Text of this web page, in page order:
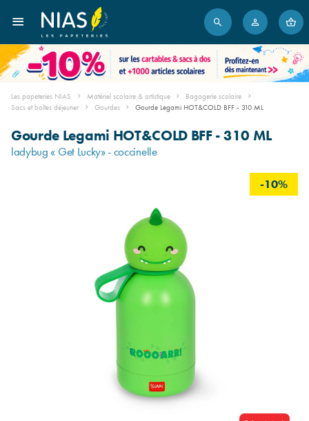
Les papeteries NIAS Matériel scolaire & artistique
Bagagerie scolaire
Sacs et boîtes déjeuner
Gourdes Gourde Legami HOT&COLD BFF - 310 ML
Gourde Legami HOT&COLD BFF - 310 ML
ladybug « Get Lucky» - coccinelle
-10%